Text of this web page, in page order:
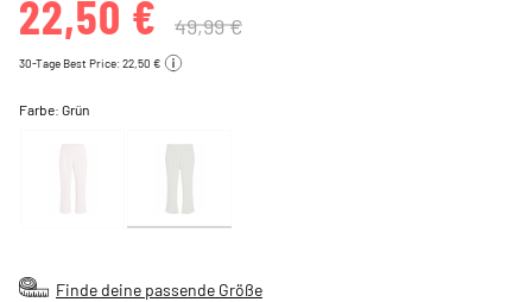
22,50 € 49,99 €
30-Tage Best Price: 22,50 €
Farbe:Grün
Finde deine passende Größe